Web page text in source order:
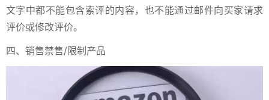
文字中都不能包含索评的内容，也不能通过邮件向买家请求
评价或修改评价。
四、销售禁售/限制产品